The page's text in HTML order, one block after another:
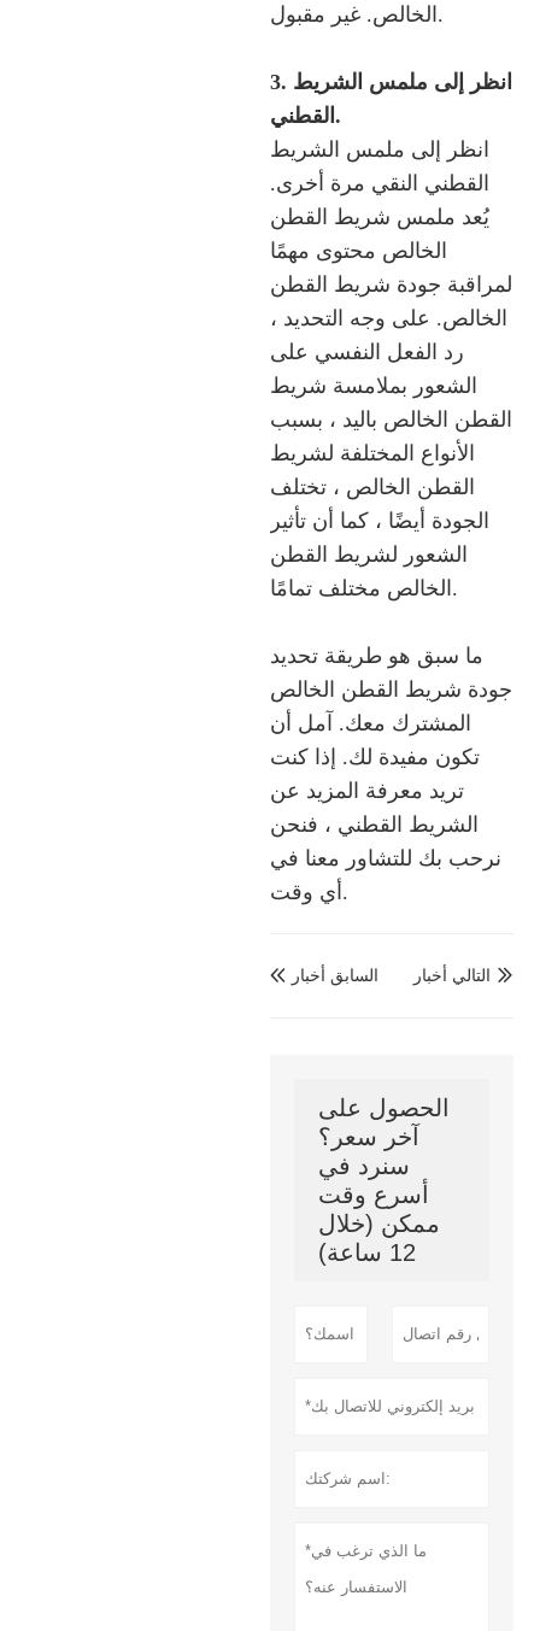
الخالص. غير مقبول.
3. انظر إلى ملمس الشريط
القطني.
انظر إلى ملمس الشريط
القطني النقي مرة أخرى.
يُعد ملمس شريط القطن
الخالص محتوى مهمًا
لمراقبة جودة شريط القطن
الخالص. على وجه التحديد ،
رد الفعل النفسي على
الشعور بملامسة شريط
القطن الخالص باليد ، بسبب
الأنواع المختلفة لشريط
القطن الخالص ، تختلف
الجودة أيضًا ، كما أن تأثير
الشعور لشريط القطن
الخالص مختلف تمامًا.
ما سبق هو طريقة تحديد
جودة شريط القطن الخالص
المشترك معك. آمل أن
تكون مفيدة لك. إذا كنت
تريد معرفة المزيد عن
الشريط القطني ، فنحن
نرحب بك للتشاور معنا في
أي وقت.
 السابق أخبار  التالي أخبار
الحصول على
آخر سعر؟
سنرد في
أسرع وقت
ممكن (خلال
12 ساعة)